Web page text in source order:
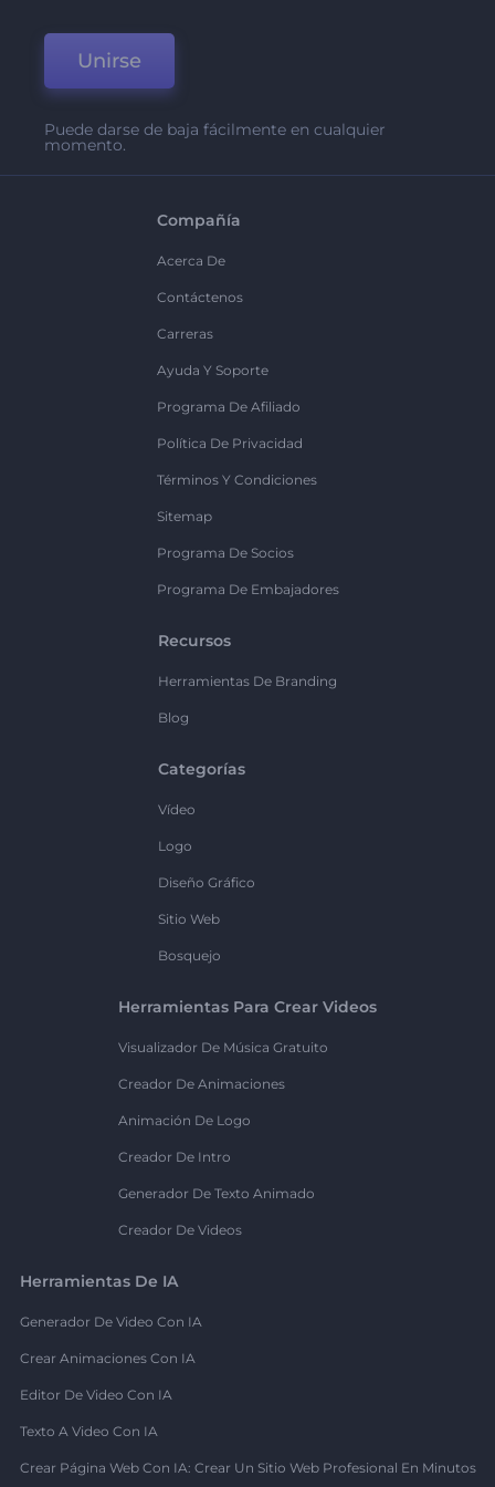
Unirse
Puede darse de baja fácilmente en cualquier
momento.
Compañía
Acerca De
Contáctenos
Carreras
Ayuda Y Soporte
Programa De Afiliado
Política De Privacidad
Términos Y Condiciones
Sitemap
Programa De Socios
Programa De Embajadores
Recursos
Herramientas De Branding
Blog
Categorías
Vídeo
Logo
Diseño Gráfico
Sitio Web
Bosquejo
Herramientas Para Crear Videos
Visualizador De Música Gratuito
Creador De Animaciones
Animación De Logo
Creador De Intro
Generador De Texto Animado
Creador De Videos
Herramientas De IA
Generador De Video Con IA
Crear Animaciones Con IA
Editor De Video Con IA
Texto A Video Con IA
Crear Página Web Con IA: Crear Un Sitio Web Profesional En Minutos